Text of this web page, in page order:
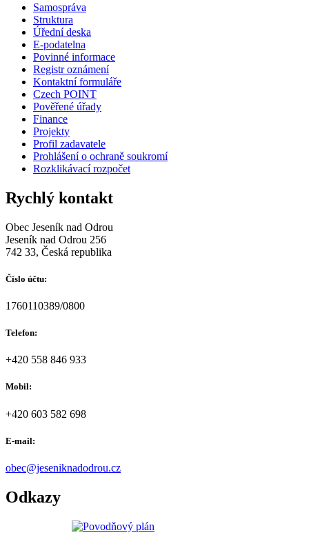
Samospráva
Struktura
Úřední deska
E-podatelna
Povinné informace
Registr oznámení
Kontaktní formuláře
Czech POINT
Pověřené úřady
Finance
Projekty
Profil zadavatele
Prohlášení o ochraně soukromí
Rozklikávací rozpočet
Rychlý kontakt
Obec Jeseník nad Odrou
Jeseník nad Odrou 256
742 33, Česká republika
Číslo účtu:
1760110389/0800
Telefon:
+420 558 846 933
Mobil:
+420 603 582 698
E-mail:
obec@jeseniknadodrou.cz
Odkazy